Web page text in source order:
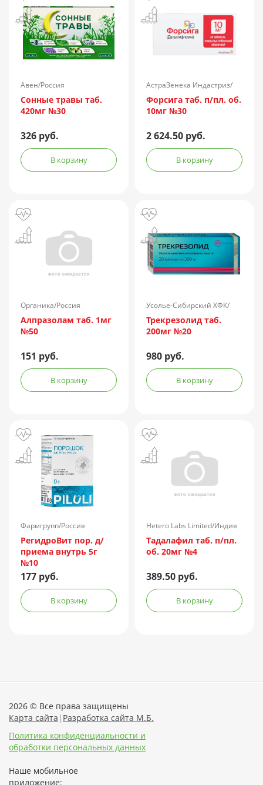
Авен/Россия
Сонные травы таб.
420мг №30
326 руб.
В корзину
АстраЗенека Индастриз/
Россия
Форсига таб. п/пл. об.
10мг №30
2 624.50 руб.
В корзину
Органика/Россия
Алпразолам таб. 1мг
№50
151 руб.
В корзину
Усолье-Сибирский ХФК/
Россия
Трекрезолид таб.
200мг №20
980 руб.
В корзину
Фармгрупп/Россия
РегидроВит пор. д/
приема внутрь 5г
№10
177 руб.
В корзину
Hetero Labs Limited/Индия
Тадалафил таб. п/пл.
об. 20мг №4
389.50 руб.
В корзину
2026 © Все права защищены
Карта сайта | Разработка сайта М.Б.
Политика конфиденциальности и
обработки персональных данных
Наше мобильное
приложение: